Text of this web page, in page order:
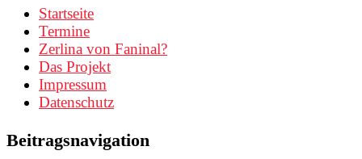
Startseite
Termine
Zerlina von Faninal?
Das Projekt
Impressum
Datenschutz
Beitragsnavigation